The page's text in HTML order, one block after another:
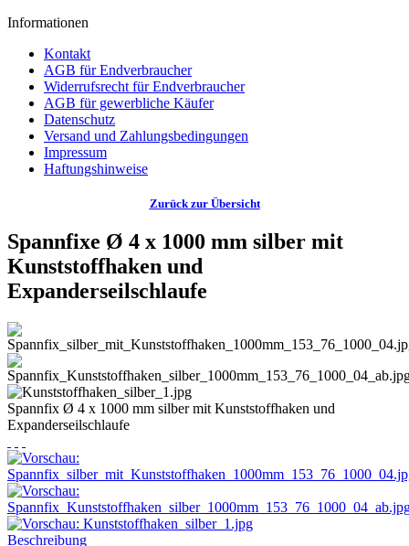
Informationen
Kontakt
AGB für Endverbraucher
Widerrufsrecht für Endverbraucher
AGB für gewerbliche Käufer
Datenschutz
Versand und Zahlungsbedingungen
Impressum
Haftungshinweise
Zurück zur Übersicht
Spannfixe Ø 4 x 1000 mm silber mit
Kunststoffhaken und
Expanderseilschlaufe
Spannfix Ø 4 x 1000 mm silber mit Kunststoffhaken und
Expanderseilschlaufe
Beschreibung